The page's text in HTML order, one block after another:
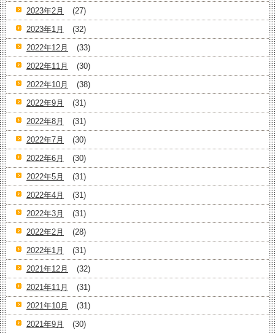
2023年2月
(27)
2023年1月
(32)
2022年12月
(33)
2022年11月
(30)
2022年10月
(38)
2022年9月
(31)
2022年8月
(31)
2022年7月
(30)
2022年6月
(30)
2022年5月
(31)
2022年4月
(31)
2022年3月
(31)
2022年2月
(28)
2022年1月
(31)
2021年12月
(32)
2021年11月
(31)
2021年10月
(31)
2021年9月
(30)